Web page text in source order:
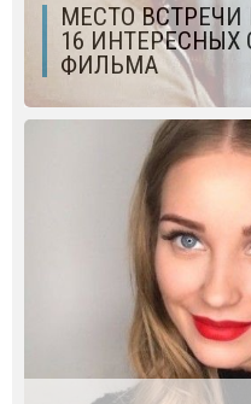
МЕСТО
16 ИНТЕРЕСНЫХ
ФИЛЬМА